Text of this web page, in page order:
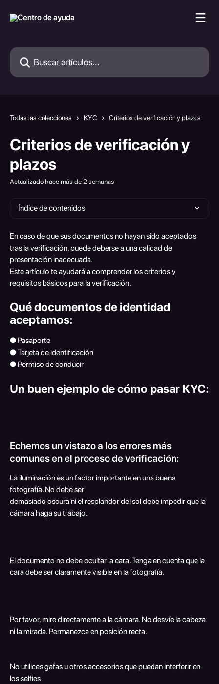
Buscar artículos...
Todas las colecciones KYC Criterios de verificación y plazos
Criterios de verificación y
plazos
Actualizado hace más de 2 semanas
Índice de contenidos
En caso de que sus documentos no hayan sido aceptados
tras la verificación, puede deberse a una calidad de
presentación inadecuada.
Este artículo te ayudará a comprender los criterios y
requisitos básicos para la verificación.
Qué documentos de identidad
aceptamos:
● Pasaporte
● Tarjeta de identificación
● Permiso de conducir
Un buen ejemplo de cómo pasar KYC:
Echemos un vistazo a los errores más
comunes en el proceso de verificación:
La iluminación es un factor importante en una buena
fotografía. No debe ser
demasiado oscura ni el resplandor del sol debe impedir que la
cámara haga su trabajo.
El documento no debe ocultar la cara. Tenga en cuenta que la
cara debe ser claramente visible en la fotografía.
Por favor, mire directamente a la cámara. No desvíe la cabeza
ni la mirada. Permanezca en posición recta.
No utilices gafas u otros accesorios que puedan interferir en
los selfies